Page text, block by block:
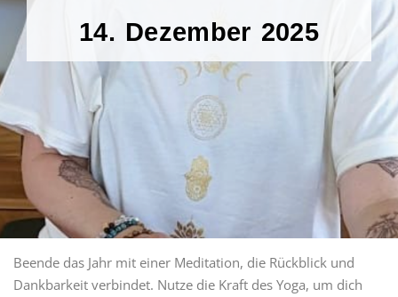
14. Dezember 2025
Beende das Jahr mit einer Meditation, die Rückblick und
Dankbarkeit verbindet. Nutze die Kraft des Yoga, um dich